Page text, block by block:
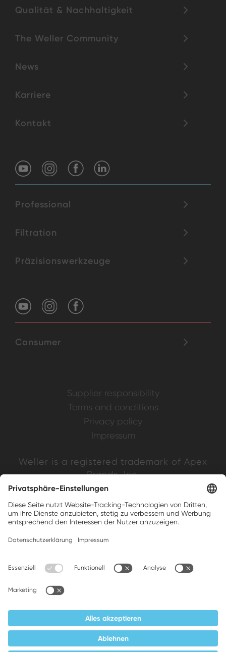
Qualität & Nachhaltigkeit
The Weller Community
News
Karriere
Kontakt
Professional
Filtration
Präzisionswerkzeuge
Consumer
Supplier responsibility
Terms and conditions
Privacy policy
Impressum
Weller is a registered trademark of Apex
Brands, Inc.